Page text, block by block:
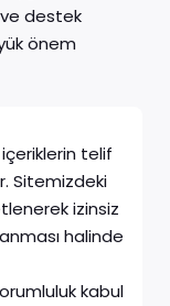
ve destek
önem
telif
Sitemizdeki
izinsiz
halinde
kabul